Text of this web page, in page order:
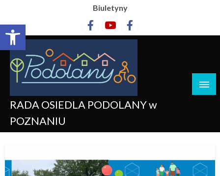
Otwórz pasek narzędzi
Biuletyny
RADA OSIEDLA PODOLANY w
POZNANIU